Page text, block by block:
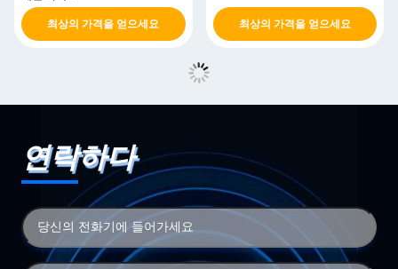
최상의 가격을 얻으세요 최상의 가격을 얻으세요
연락하다